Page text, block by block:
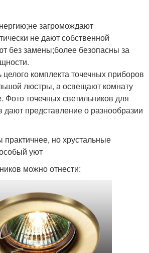
загромождают
не дают собственной
без замены;более безопасны за
комплекта точечных приборов
люстры, а освещают комнату
Фото точечных светильников для
дают представление о разнообразии
но хрустальные
уют
можно отнести: